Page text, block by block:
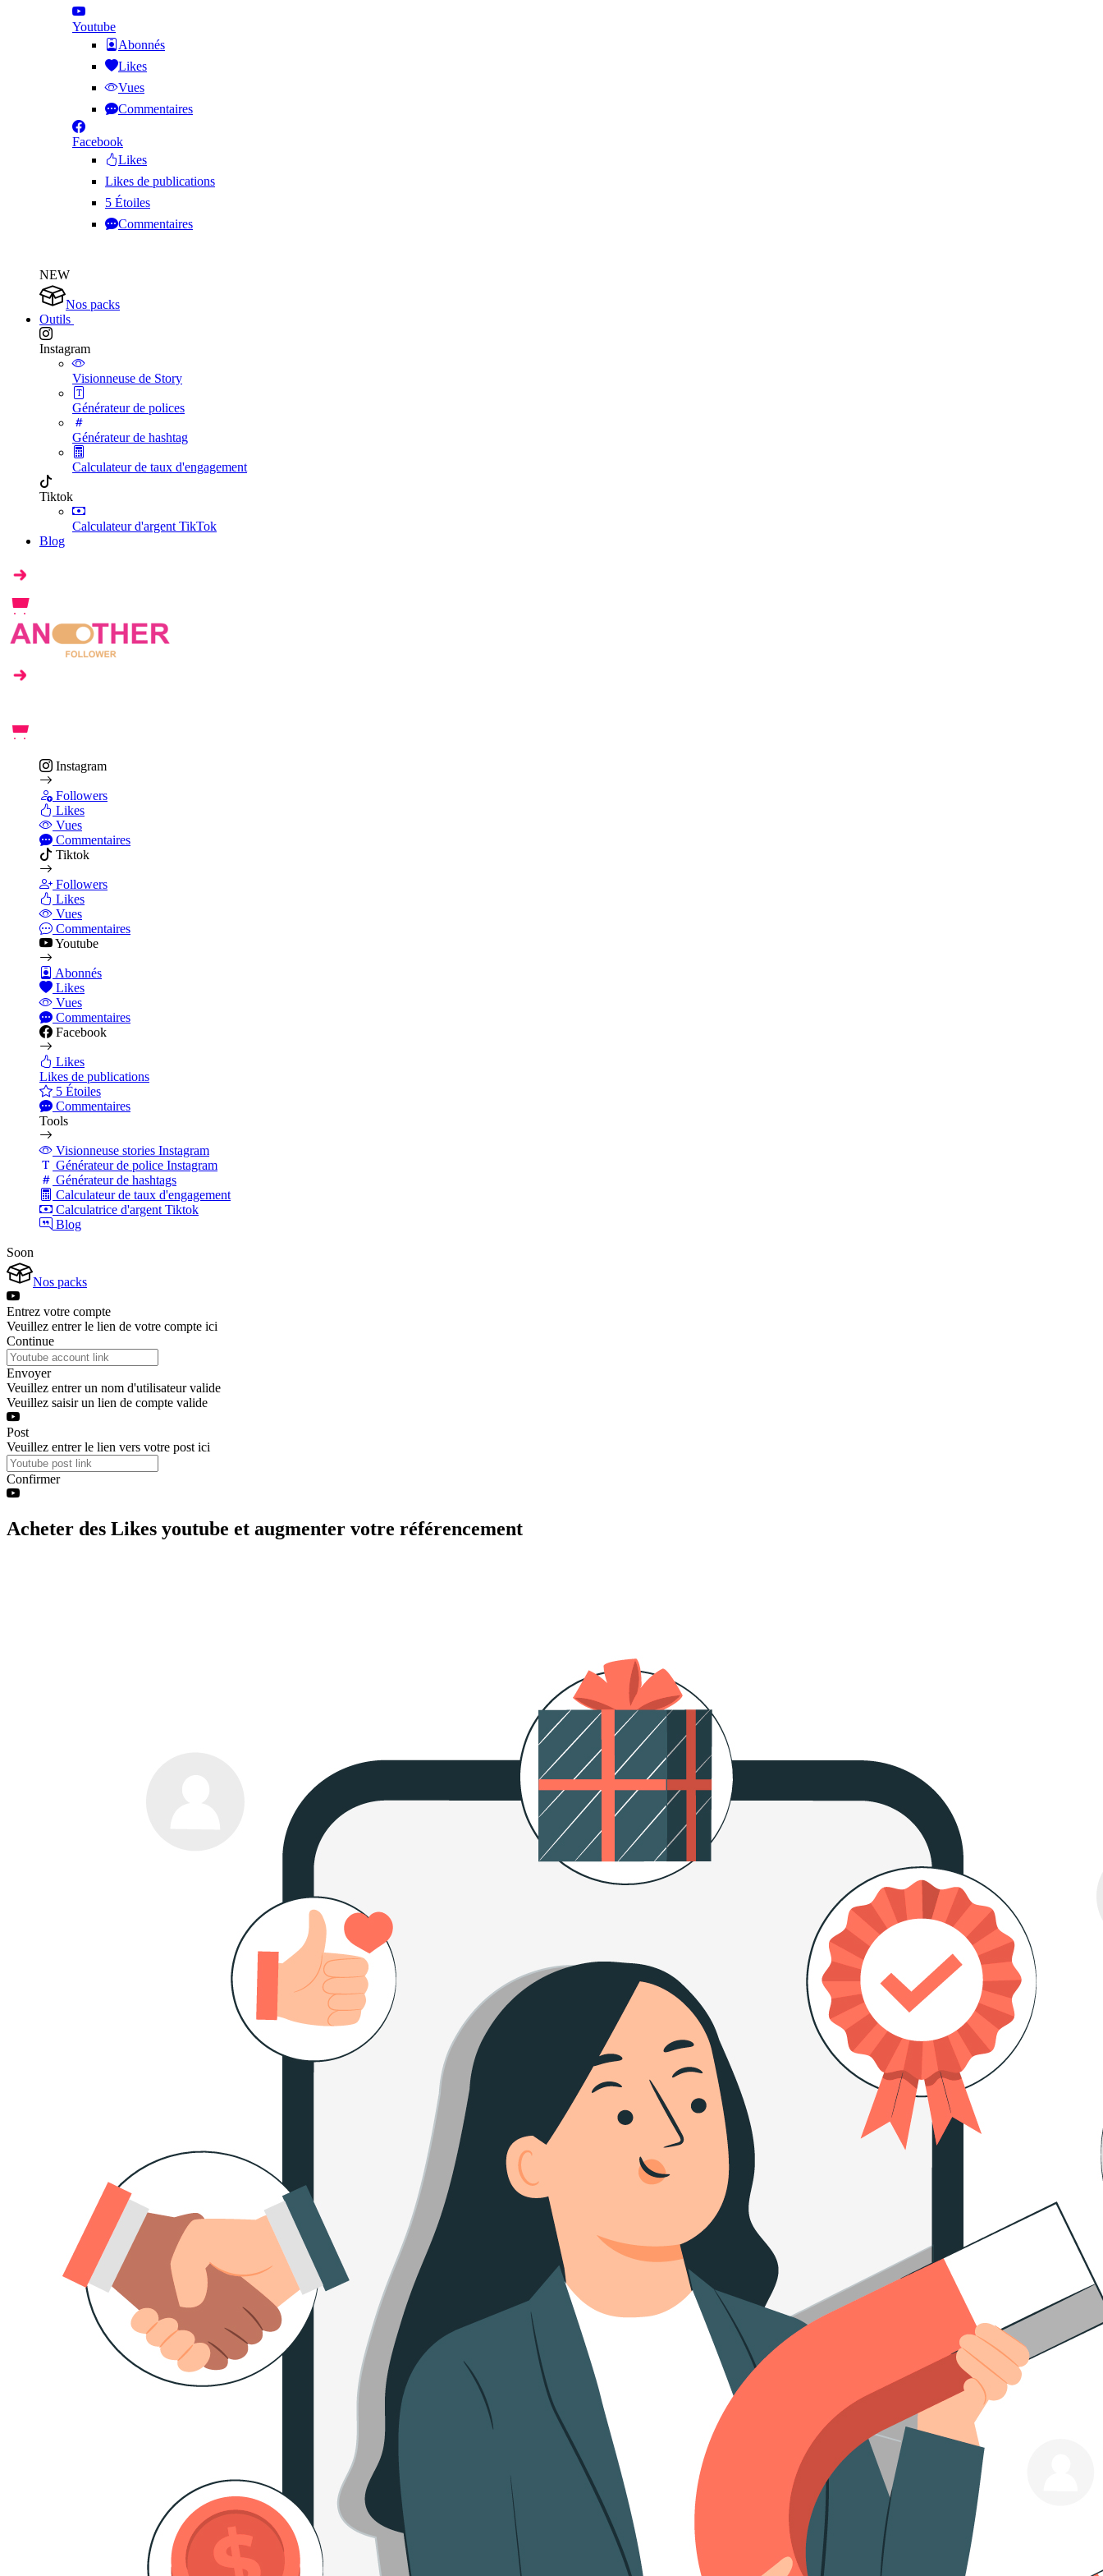
Youtube
Abonnés
Likes
Vues
Commentaires
Facebook
Likes
Likes de publications
5 Étoiles
Commentaires
NEW
Nos packs
Outils
Instagram
Visionneuse de Story
Générateur de polices
Générateur de hashtag
Calculateur de taux d'engagement
Tiktok
Calculateur d'argent TikTok
Blog
Instagram
Followers
Likes
Vues
Commentaires
Tiktok
Followers
Likes
Vues
Commentaires
Youtube
Abonnés
Likes
Vues
Commentaires
Facebook
Likes
Likes de publications
5 Étoiles
Commentaires
Tools
Visionneuse stories Instagram
Générateur de police Instagram
Générateur de hashtags
Calculateur de taux d'engagement
Calculatrice d'argent Tiktok
Blog
Soon
Nos packs
Entrez votre compte
Veuillez entrer le lien de votre compte ici
Continue
Envoyer
Veuillez entrer un nom d'utilisateur valide
Veuillez saisir un lien de compte valide
Post
Veuillez entrer le lien vers votre post ici
Confirmer
Acheter des Likes youtube et augmenter votre référencement